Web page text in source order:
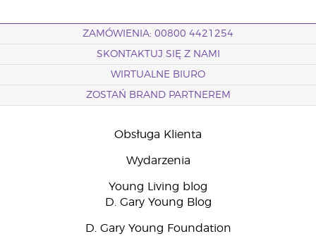
ZAMÓWIENIA: 00800 4421254
SKONTAKTUJ SIĘ Z NAMI
WIRTUALNE BIURO
ZOSTAŃ BRAND PARTNEREM
Obsługa Klienta
Wydarzenia
Young Living blog
D. Gary Young Blog
D. Gary Young Foundation